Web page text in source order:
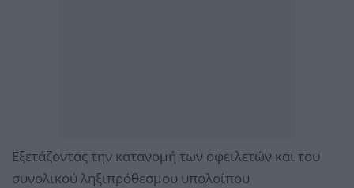
Εξετάζοντας την κατανομή των οφειλετών και του
συνολικού ληξιπρόθεσμου υπολοίπου